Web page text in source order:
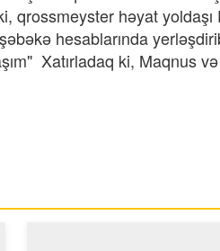
qrossmeyster həyat yoldaşı
hesablarında
Xatırladaq ki, Maqnus